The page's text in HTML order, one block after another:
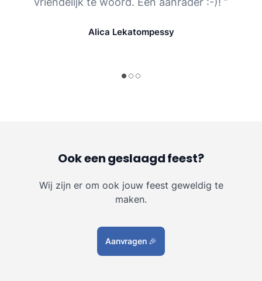
Alica Lekatompessy
Ook een geslaagd feest?
Wij zijn er om ook jouw feest geweldig te
maken.
Aanvragen 🎉